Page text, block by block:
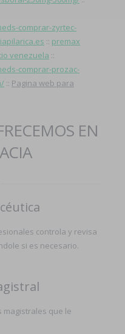
comprar-zyrtec-
:: premax
venezuela ::
comprar-prozac-
:: Pagina web para
EN
controla y revisa
si es necesario.
magistrales que le